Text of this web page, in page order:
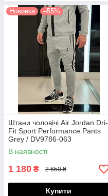
Новинка –55%
Штани чоловічі Air Jordan Dri-
Fit Sport Performance Pants
Grey / DV9786-063
В наявності
1 180 ₴ 2 650 ₴
Купити